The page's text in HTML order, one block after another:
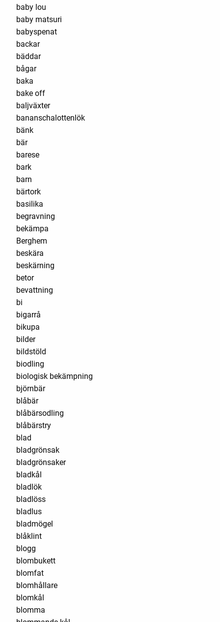
baby lou
baby matsuri
babyspenat
backar
bäddar
bågar
baka
bake off
baljväxter
bananschalottenlök
bänk
bär
barese
bark
barn
bärtork
basilika
begravning
bekämpa
Berghem
beskära
beskärning
betor
bevattning
bi
bigarrå
bikupa
bilder
bildstöld
biodling
biologisk bekämpning
björnbär
blåbär
blåbärsodling
blåbärstry
blad
bladgrönsak
bladgrönsaker
bladkål
bladlök
bladlöss
bladlus
bladmögel
blåklint
blogg
blombukett
blomfat
blomhållare
blomkål
blomma